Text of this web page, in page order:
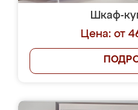
Шкаф-
Цена: от